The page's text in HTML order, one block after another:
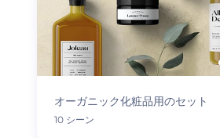
オーガニック化粧品用のセット
10 シーン